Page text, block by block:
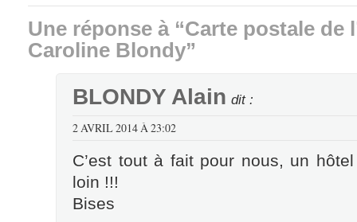
Une réponse à “Carte postale de
Caroline Blondy”
BLONDY Alain dit :
2 AVRIL 2014 À 23:02
C’est tout à fait pour nous, un
loin !!!
Bises